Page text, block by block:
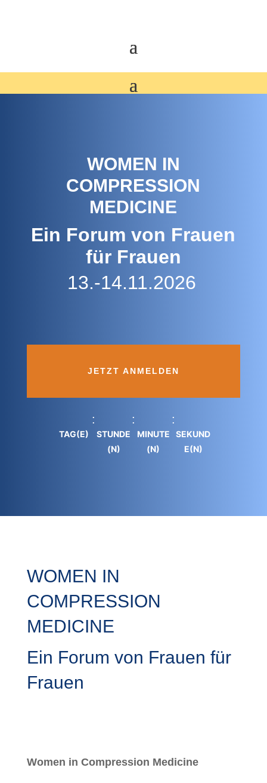
WOMEN IN
COMPRESSION
MEDICINE
Ein Forum von Frauen
für Frauen
13.-14.11.2026
JETZT ANMELDEN
TAG(E)
:
STUNDE
(N)
:
MINUTE
(N)
:
SEKUND
E(N)
WOMEN IN
COMPRESSION
MEDICINE
Ein Forum von Frauen für
Frauen
Women in Compression Medicine